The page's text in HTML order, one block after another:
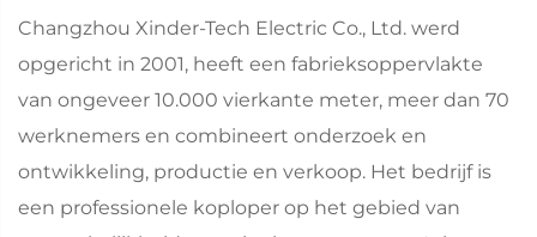
Changzhou Xinder-Tech Electric Co., Ltd. werd
opgericht in 2001, heeft een fabrieksoppervlakte
van ongeveer 10.000 vierkante meter, meer dan 70
werknemers en combineert onderzoek en
ontwikkeling, productie en verkoop. Het bedrijf is
een professionele koploper op het gebied van